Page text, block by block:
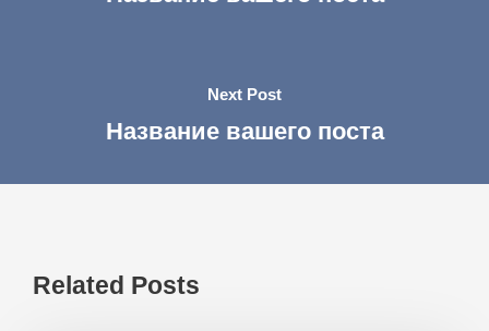
Next Post
Название вашего поста
Related Posts